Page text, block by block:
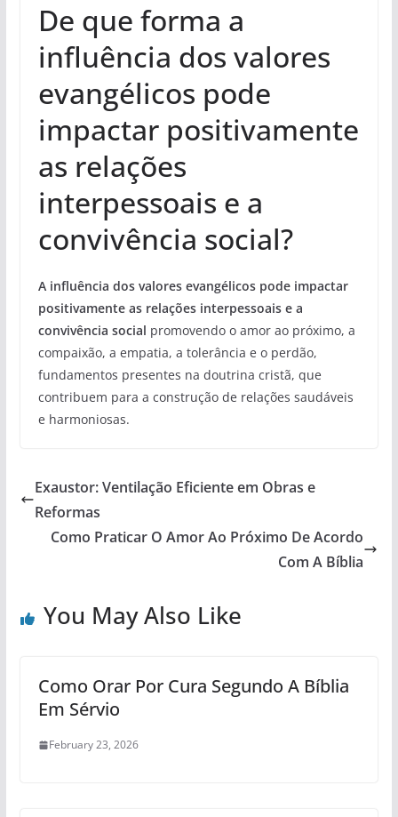
De que forma a
influência dos valores
evangélicos pode
impactar positivamente
as relações
interpessoais e a
convivência social?
A influência dos valores evangélicos pode impactar
positivamente as relações interpessoais e a
convivência social promovendo o amor ao próximo, a
compaixão, a empatia, a tolerância e o perdão,
fundamentos presentes na doutrina cristã, que
contribuem para a construção de relações saudáveis
e harmoniosas.
Exaustor: Ventilação Eficiente em Obras e
Reformas
Como Praticar O Amor Ao Próximo De Acordo
Com A Bíblia
You May Also Like
Como Orar Por Cura Segundo A Bíblia
Em Sérvio
February 23, 2026